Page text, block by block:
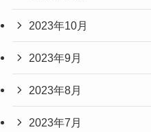
2023年10月
2023年9月
2023年8月
2023年7月